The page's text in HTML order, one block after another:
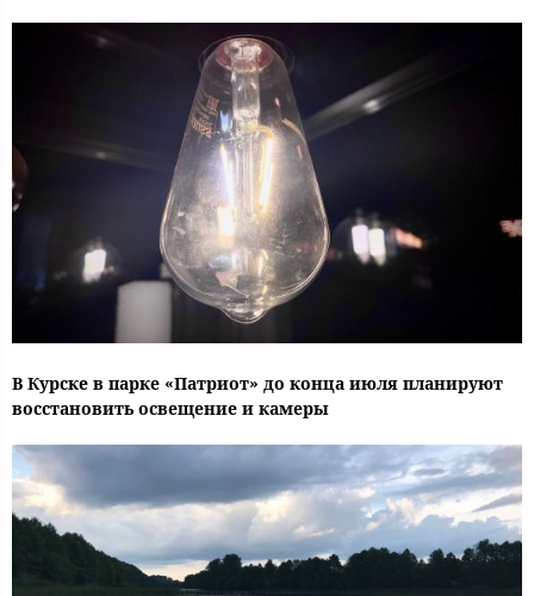
В Курске в парке «Патриот» до конца июля планируют
восстановить освещение и камеры